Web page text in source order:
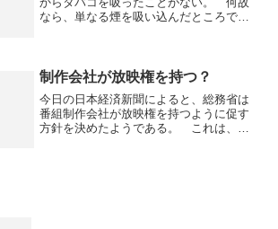
なら、単なる煙を吸い込んだところで精
で路上喫煙者には辟易する。...
制作会社が放映権を持つ？
今日の日本経済新聞によると、総務省は
番組制作会社が放映権を持つように促す
方針を決めたようである。 これは、以